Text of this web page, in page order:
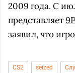
2009 года. С
представляет
заявил, что
CS2 seized